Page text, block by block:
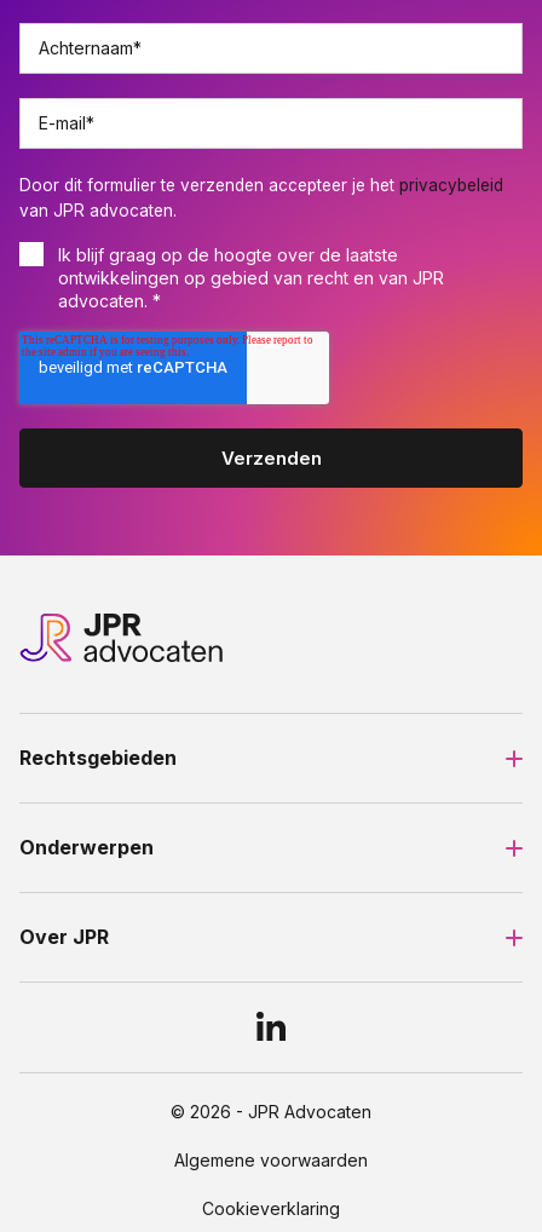
Achternaam*
E-mail*
Door dit formulier te verzenden accepteer je het privacybeleid
van JPR advocaten.
Ik blijf graag op de hoogte over de laatste
ontwikkelingen op gebied van recht en van JPR
advocaten. *
Rechtsgebieden
Onderwerpen
Over JPR
© 2026 - JPR Advocaten
Algemene voorwaarden
Cookieverklaring